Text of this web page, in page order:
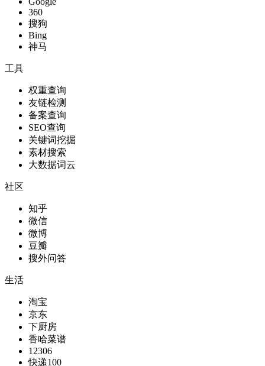
360
搜狗
Bing
神马
工具
权重查询
友链检测
备案查询
SEO查询
关键词挖掘
素材搜索
大数据词云
社区
知乎
微信
微博
豆瓣
搜外问答
生活
淘宝
京东
下厨房
香哈菜谱
12306
快递100